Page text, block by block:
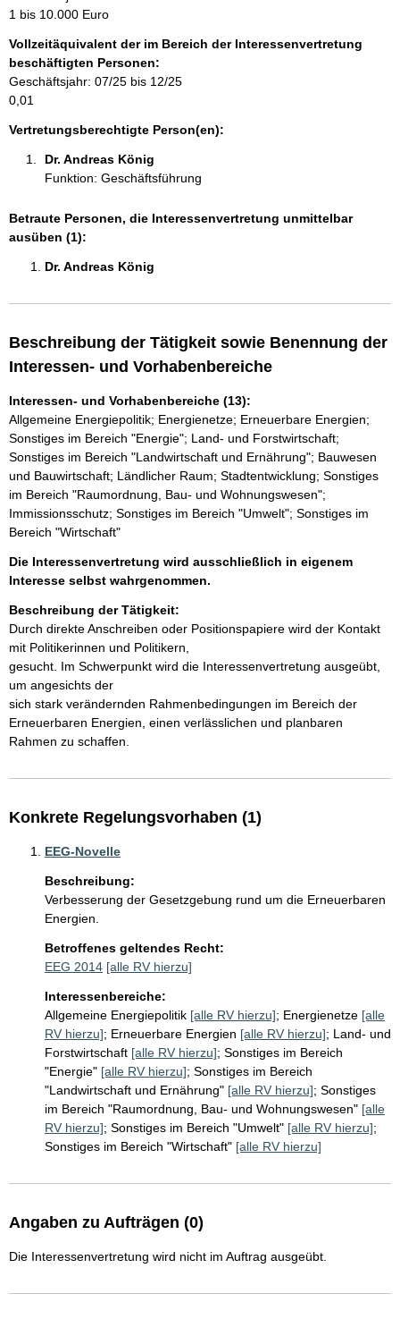
m
t
i
o
n
e
1 bis 10.000 Euro
Vollzeitäquivalent der im Bereich der Interessenvertretung
beschäftigten Personen:
Geschäftsjahr: 07/25 bis 12/25
0,01
Vertretungsberechtigte Person(en):
Dr. Andreas König
Funktion: Geschäftsführung
Betraute Personen, die Interessenvertretung unmittelbar
ausüben (1):
Dr. Andreas König
Beschreibung der Tätigkeit sowie Benennung der
Interessen- und Vorhabenbereiche
Interessen- und Vorhabenbereiche (13):
Allgemeine Energiepolitik; Energienetze; Erneuerbare Energien;
Sonstiges im Bereich "Energie"; Land- und Forstwirtschaft;
Sonstiges im Bereich "Landwirtschaft und Ernährung"; Bauwesen
und Bauwirtschaft; Ländlicher Raum; Stadtentwicklung; Sonstiges
im Bereich "Raumordnung, Bau- und Wohnungswesen";
Immissionsschutz; Sonstiges im Bereich "Umwelt"; Sonstiges im
Bereich "Wirtschaft"
Die Interessenvertretung wird ausschließlich in eigenem
Interesse selbst wahrgenommen.
Beschreibung der Tätigkeit:
Durch direkte Anschreiben oder Positionspapiere wird der Kontakt
mit Politikerinnen und Politikern,
gesucht. Im Schwerpunkt wird die Interessenvertretung ausgeübt,
um angesichts der
sich stark verändernden Rahmenbedingungen im Bereich der
Erneuerbaren Energien, einen verlässlichen und planbaren
Rahmen zu schaffen.
Konkrete Regelungsvorhaben (1)
EEG-Novelle
Beschreibung:
Verbesserung der Gesetzgebung rund um die Erneuerbaren
Energien.
Betroffenes geltendes Recht:
EEG 2014 [alle RV hierzu]
Interessenbereiche:
Allgemeine Energiepolitik [alle RV hierzu]; Energienetze [alle
RV hierzu]; Erneuerbare Energien [alle RV hierzu]; Land- und
Forstwirtschaft [alle RV hierzu]; Sonstiges im Bereich
"Energie" [alle RV hierzu]; Sonstiges im Bereich
"Landwirtschaft und Ernährung" [alle RV hierzu]; Sonstiges
im Bereich "Raumordnung, Bau- und Wohnungswesen" [alle
RV hierzu]; Sonstiges im Bereich "Umwelt" [alle RV hierzu];
Sonstiges im Bereich "Wirtschaft" [alle RV hierzu]
Angaben zu Aufträgen (0)
Die Interessenvertretung wird nicht im Auftrag ausgeübt.